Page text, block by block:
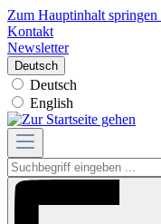
Zum Hauptinhalt springen
Kontakt
Newsletter
Deutsch
Deutsch
English